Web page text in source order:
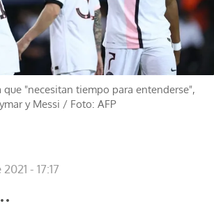
que "necesitan tiempo para entenderse",
y Messi / Foto: AFP
- 17:17